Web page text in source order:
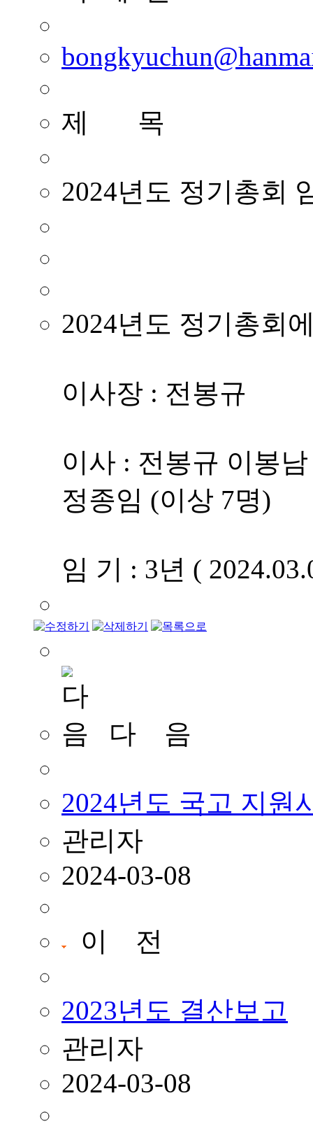
제 목
2024년도 정기총회
2024년도 정기총회
이사장 : 전봉규
이사 : 전봉규 이봉
정종임 (이상 7명)
임 기 : 3년 (
다 음
2024년도 국고 지원
관리자
2024-03-08
이 전
2023년도 결산보고
관리자
2024-03-08